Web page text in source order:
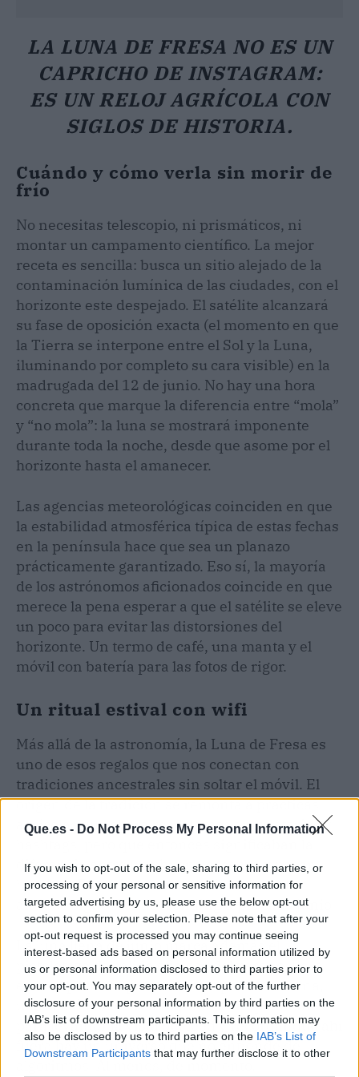
Que.es - Do Not Process My Personal Information
If you wish to opt-out of the sale, sharing to third parties, or
processing of your personal or sensitive information for
targeted advertising by us, please use the below opt-out
section to confirm your selection. Please note that after your
opt-out request is processed you may continue seeing
interest-based ads based on personal information utilized by
us or personal information disclosed to third parties prior to
your opt-out. You may separately opt-out of the further
disclosure of your personal information by third parties on the
IAB’s list of downstream participants. This information may
also be disclosed by us to third parties on the IAB’s List of
Downstream Participants that may further disclose it to other
LA LUNA DE FRESA NO ES UN
CAPRICHO DE INSTAGRAM:
ES UN RELOJ AGRÍCOLA CON
SIGLOS DE HISTORIA.
Cuándo y cómo verla sin morir de
frío
No necesitas telescopio, ni prismáticos, ni
montar un campamento científico. La mejor
receta es sencilla: busca un sitio alejado de la
contaminación lumínica de las ciudades, con el
horizonte este despejado. El satélite alcanzará
su fase de oposición exacta (el momento en que
la Tierra se interpone entre el Sol y la Luna,
iluminando por completo su cara visible) en la
madrugada del 12 de junio. No hay una hora
concreta que marque la diferencia entre “mola”
y “no mola”: la luna se mostrará imponente
durante toda la noche, desde que asome por el
horizonte hasta el amanecer.
Las agencias meteorológicas coinciden en que
la estabilidad atmosférica típica de estas fechas
en la península hace que sea un planazo
prácticamente garantizado. Eso sí, la mayoría
de los astrónomos aficionados coincide en que
merece la pena esperar a que el satélite se eleve
un poco para evitar las distorsiones del
horizonte. Un termo de café, una manta y el
móvil con batería para las fotos de rigor.
Un ritual estival con wifi
Más allá de la astronomía, la Luna de Fresa es
uno de esos regalos que nos conectan con
tradiciones ancestrales sin soltar el móvil. El
origen de la tradición se remonta a prácticas
agrícolas que ahora rescatamos entre stories y
diferencia entre una buena cosecha y pasar
hambre. Es curioso cómo un fenómeno tan
antiguo sigue siendo trending topic cada junio.
La luna llena de junio marca además el
pistoletazo de salida oficioso del verano. Es la
excusa perfecta para una escapada nocturna,
una sesión de astrofotografía o simplemente
para levantar la vista del feed y recordar que ahí
fuera hay un universo que no entiende de
algoritmos. Al menos, de momento.